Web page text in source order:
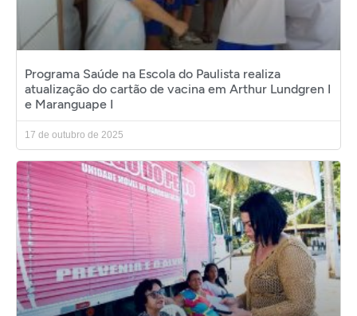
Programa Saúde na Escola do Paulista realiza
atualização do cartão de vacina em Arthur Lundgren I
e Maranguape I
17 de outubro de 2025